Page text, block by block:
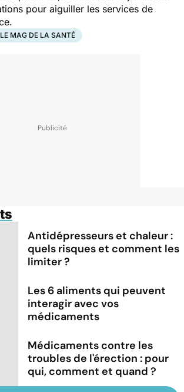
pour aiguiller les services de
LE MAG DE LA SANTÉ
Antidépresseurs et chaleur :
quels risques et comment les
limiter ?
Les 6 aliments qui peuvent
interagir avec vos
médicaments
Médicaments contre les
troubles de l'érection : pour
qui, comment et quand ?